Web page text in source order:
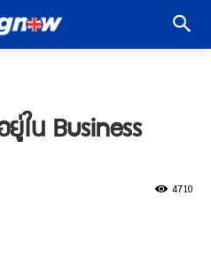
ยู่ใน Business
4710